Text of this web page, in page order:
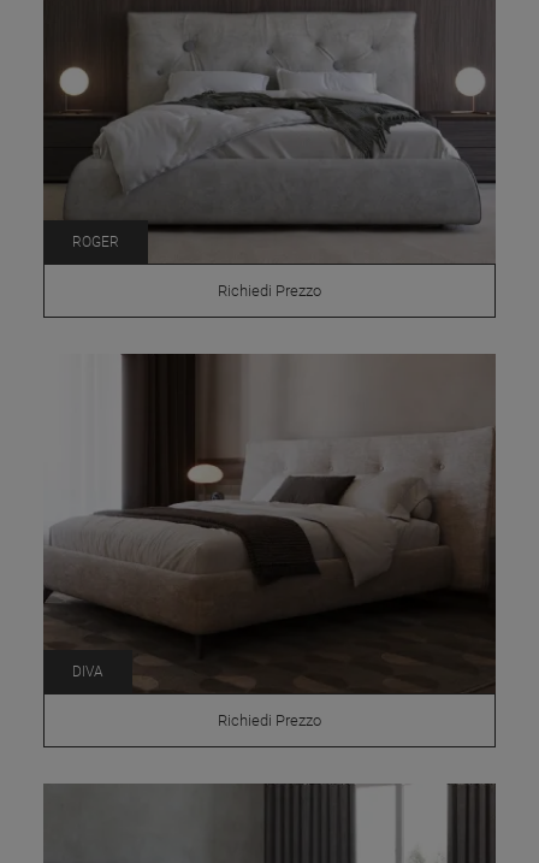
ROGER
Richiedi Prezzo
DIVA
Richiedi Prezzo